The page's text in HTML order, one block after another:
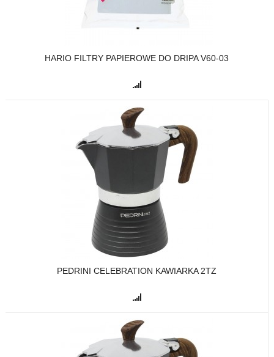
HARIO FILTRY PAPIEROWE DO DRIPA V60-03
PEDRINI CELEBRATION KAWIARKA 2TZ